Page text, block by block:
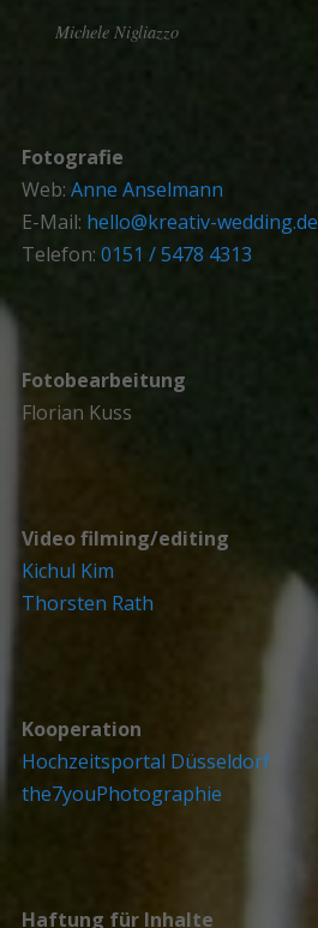
Michele Nigliazzo
Fotografie
Web: Anne Anselmann
E-Mail: hello@kreativ-wedding.de
Telefon: 0151 / 5478 4313
Fotobearbeitung
Florian Kuss
Video filming/editing
Kichul Kim
Thorsten Rath
Kooperation
Hochzeitsportal Düsseldorf
the7youPhotographie
Haftung für Inhalte